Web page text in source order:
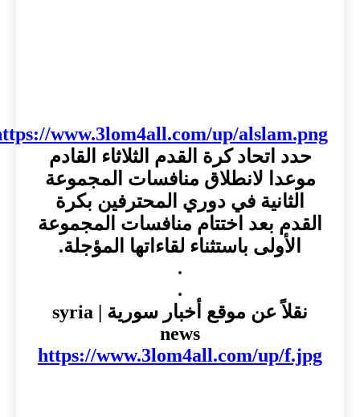
https://www.3lom4all.com/up/alslam.png
حدد اتحاد كرة القدم الثلاثاء القادم
موعدا لانطلاق منافسات المجموعة
الثانية في دوري المحترفين بكرة
القدم بعد اختتام منافسات المجموعة
الأولى باستثناء لقاءاتها المؤجلة.
نقلاً عن موقع أخبار سورية | syria
news
https://www.3lom4all.com/up/f.jpg